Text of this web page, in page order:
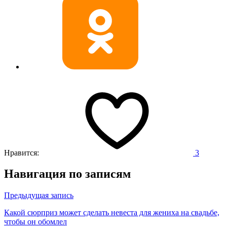
Нравится: 3
Навигация по записям
Предыдущая запись
Какой сюрприз может сделать невеста для жениха на свадьбе,
чтобы он обомлел